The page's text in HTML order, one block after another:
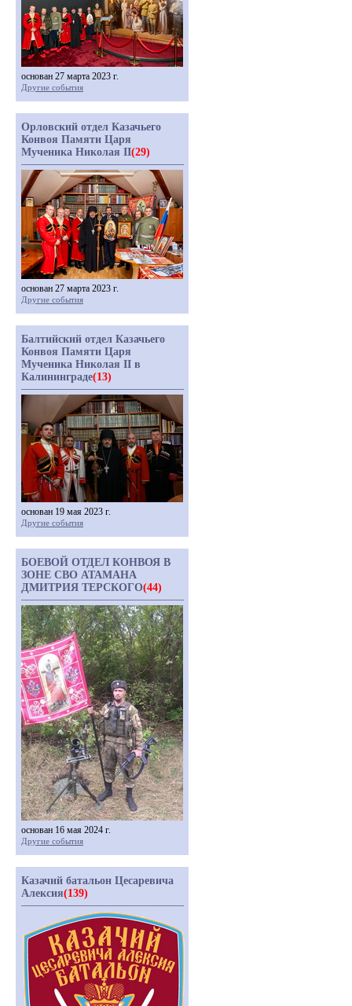
основан 27 марта 2023 г.
Другие события
Орловский отдел Казачьего
Конвоя Памяти Царя
Мученика Николая II(29)
основан 27 марта 2023 г.
Другие события
Балтийский отдел Казачьего
Конвоя Памяти Царя
Мученика Николая II в
Калининграде(13)
основан 19 мая 2023 г.
Другие события
БОЕВОЙ ОТДЕЛ КОНВОЯ В
ЗОНЕ СВО АТАМАНА
ДМИТРИЯ ТЕРСКОГО(44)
основан 16 мая 2024 г.
Другие события
Казачий батальон Цесаревича
Алексия(139)